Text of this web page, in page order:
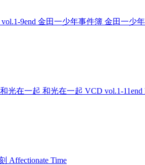
vol.1-9end 金田一少年事件簿 金田一少
光在一起 和光在一起 VCD vol.1-11end
Affectionate Time